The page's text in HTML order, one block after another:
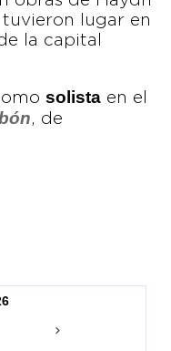
lugar en
la capital
solistaen el
, de